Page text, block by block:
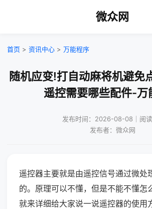
微众网
首页 > 资讯中心 > 万能程序
随机应变!打自动麻将机避免
遥控需要哪些配件-万
发布时间：2026-08-08｜阅
发布者：微众网
遥控器主要就是由遥控信号通过微处
的。原理可以不懂，但是不能不懂怎
就来详细给大家说一说遥控器的使用